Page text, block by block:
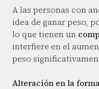
A las personas con
idea de ganar peso,
lo que tienen un
interfiere en el
peso
Alteración en la